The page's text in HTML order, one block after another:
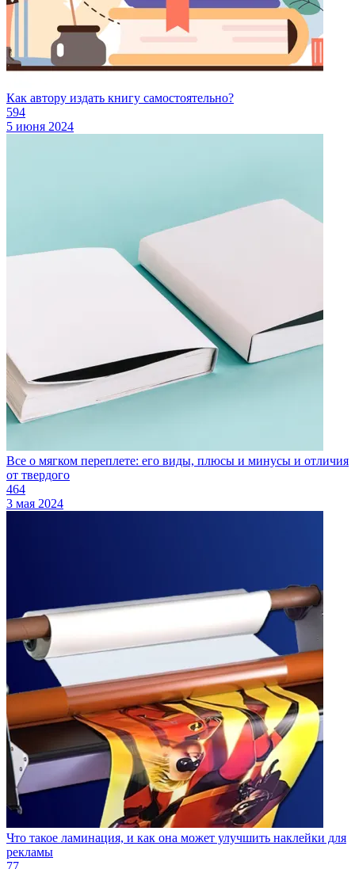
Как автору издать книгу самостоятельно?
594
5 июня 2024
Все о мягком переплете: его виды, плюсы и минусы и отличия
от твердого
464
3 мая 2024
Что такое ламинация, и как она может улучшить наклейки для
рекламы
77